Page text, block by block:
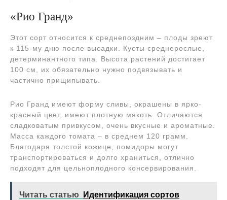
«Рио Гранд»
Этот сорт относится к среднепоздним – плоды зреют
к 115-му дню после высадки. Кусты среднерослые,
детерминантного типа. Высота растений достигает
100 см, их обязательно нужно подвязывать и
частично прищипывать.
Рио Гранд имеют форму сливы, окрашены в ярко-
красный цвет, имеют плотную мякоть. Отличаются
сладковатым привкусом, очень вкусные и ароматные.
Масса каждого томата – в среднем 120 грамм.
Благодаря толстой кожице, помидоры могут
транспортироваться и долго храниться, отлично
подходят для цельноплодного консервирования.
Читать статью
Идентификация сортов